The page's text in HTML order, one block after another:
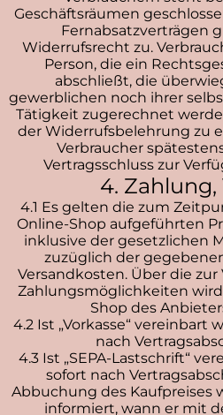
Geschäftsräumen
Fernabsatzverträgen
Widerrufsrecht zu.
Person, die ein
abschließt, die
gewerblichen noch ihrer
Tätigkeit zugerechnet
der Widerrufsbelehrung zu
Verbraucher
Vertragsschluss zur
4. Zahlung,
4.1 Es gelten die zum
Online-Shop aufgeführten
inklusive der gesetzlichen
zuzüglich der
Versandkosten. Über die
Zahlungsmöglichkeiten
Shop des
4.2 Ist „Vorkasse“ vereinbart
nach
4.3 Ist „SEPA-Lastschrift“
sofort nach
Abbuchung des Kaufpreises
informiert, wann er mit